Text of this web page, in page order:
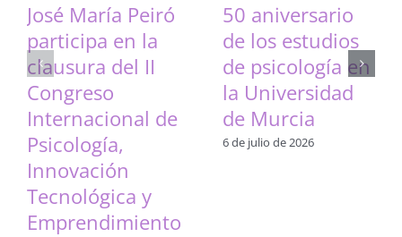
José María Peiró
participa en la
clausura del II
Congreso
Internacional de
Psicología,
Innovación
Tecnológica y
Emprendimiento
50 aniversario
de los estudios
de psicología en
la Universidad
de Murcia
6 de julio de 2026